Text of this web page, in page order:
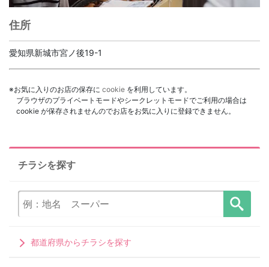
住所
愛知県新城市宮ノ後19-1
※お気に入りのお店の保存に cookie を利用しています。
ブラウザのプライベートモードやシークレットモードでご利用の場合は
cookie が保存されませんのでお店をお気に入りに登録できません。
チラシを探す
都道府県からチラシを探す